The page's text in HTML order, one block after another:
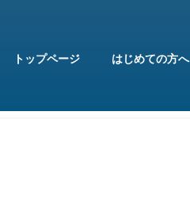
トップページ はじめての方へ